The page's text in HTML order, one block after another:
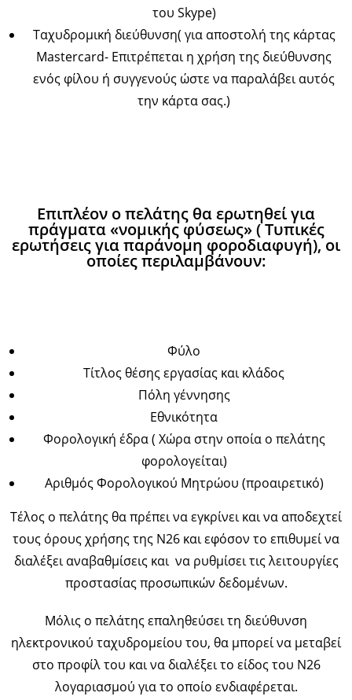
του Skype)
Ταχυδρομική διεύθυνση( για αποστολή της κάρτας
Mastercard- Επιτρέπεται η χρήση της διεύθυνσης
ενός φίλου ή συγγενούς ώστε να παραλάβει αυτός
την κάρτα σας.)
Επιπλέον ο πελάτης θα ερωτηθεί για
πράγματα «νομικής φύσεως» ( Τυπικές
ερωτήσεις για παράνομη φοροδιαφυγή), οι
οποίες περιλαμβάνουν:
Φύλο
Τίτλος θέσης εργασίας και κλάδος
Πόλη γέννησης
Εθνικότητα
Φορολογική έδρα ( Χώρα στην οποία ο πελάτης
φορολογείται)
Αριθμός Φορολογικού Μητρώου (προαιρετικό)
Τέλος ο πελάτης θα πρέπει να εγκρίνει και να αποδεχτεί
τους όρους χρήσης της Ν26 και εφόσον το επιθυμεί να
διαλέξει αναβαθμίσεις και να ρυθμίσει τις λειτουργίες
προστασίας προσωπικών δεδομένων.
Μόλις ο πελάτης επαληθεύσει τη διεύθυνση
ηλεκτρονικού ταχυδρομείου του, θα μπορεί να μεταβεί
στο προφίλ του και να διαλέξει το είδος του Ν26
λογαριασμού για το οποίο ενδιαφέρεται.